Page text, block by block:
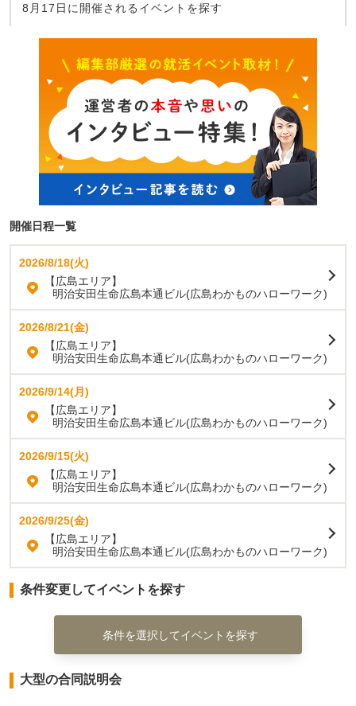
8月17日に開催されるイベントを探す
開催日程一覧
2026/8/18(火)
【広島エリア】
明治安田生命広島本通ビル(広島わかものハローワーク)
2026/8/21(金)
【広島エリア】
明治安田生命広島本通ビル(広島わかものハローワーク)
2026/9/14(月)
【広島エリア】
明治安田生命広島本通ビル(広島わかものハローワーク)
2026/9/15(火)
【広島エリア】
明治安田生命広島本通ビル(広島わかものハローワーク)
2026/9/25(金)
【広島エリア】
明治安田生命広島本通ビル(広島わかものハローワーク)
条件変更してイベントを探す
条件を選択してイベントを探す
大型の合同説明会